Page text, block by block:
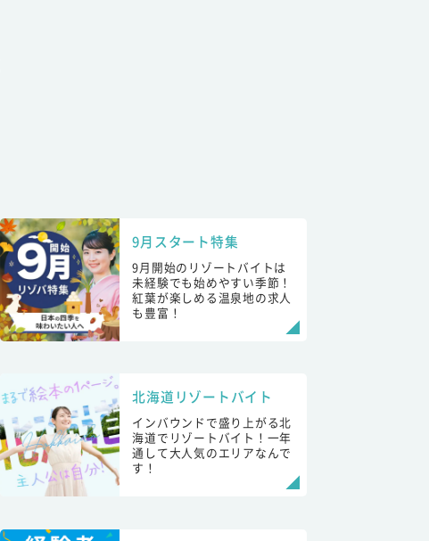
9月スタート特集
9月開始のリゾートバイトは
未経験でも始めやすい季節！
紅葉が楽しめる温泉地の求人
も豊富！
北海道リゾートバイト
インバウンドで盛り上がる北
海道でリゾートバイト！一年
通して大人気のエリアなんで
す！